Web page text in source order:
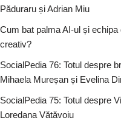
Păduraru și Adrian Miu
Cum bat palma AI-ul și
creativ?
SocialPedia 76: Totul despre
Mihaela Mureșan și Evelina
SocialPedia 75: Totul despre
Loredana Vătăvoiu